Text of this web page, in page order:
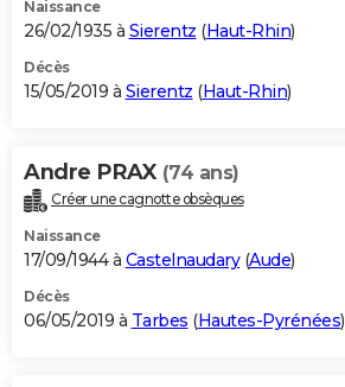
Naissance
26/02/1935 à Sierentz (Haut-Rhin)
Décès
15/05/2019 à Sierentz (Haut-Rhin)
Andre PRAX (74 ans)
Créer une cagnotte obsèques
Naissance
17/09/1944 à Castelnaudary(Aude)
Décès
06/05/2019 à Tarbes (Hautes-Pyrénées)